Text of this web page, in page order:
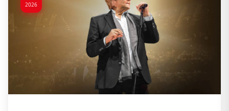
2026